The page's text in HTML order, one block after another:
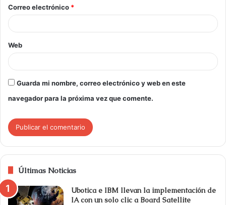
Correo electrónico *
Web
Guarda mi nombre, correo electrónico y web en este
navegador para la próxima vez que comente.
Últimas Noticias
Ubotica e IBM llevan la implementación de
IA con un solo clic a Board Satellite